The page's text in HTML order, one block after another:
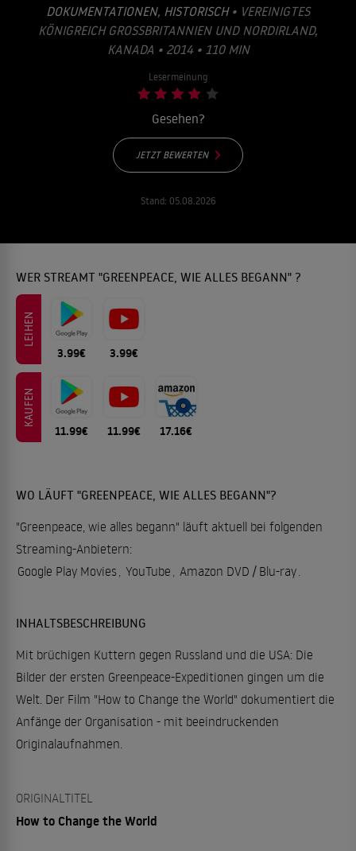
DOKUMENTATIONEN, HISTORISCH• VEREINIGTES
KÖNIGREICH GROSSBRITANNIEN UND NORDIRLAND, K
ANADA • 2014 • 110 MIN
Lesermeinung
Gesehen?
JETZT BEWERTEN
Stand: 05.08.2026
WER STREAMT "GREENPEACE, WIE ALLES BEGANN" ?
LEIHEN
3.99€ 3.99€
KAUFEN
11.99€ 11.99€ 17.16€
WO LÄUFT "GREENPEACE, WIE ALLES BEGANN"?
"Greenpeace, wie alles begann" läuft aktuell bei folgenden
Streaming-Anbietern:
Google Play Movies, YouTube , Amazon DVD / Blu-ray.
INHALTSBESCHREIBUNG
Mit brüchigen Kuttern gegen Russland und die USA: Die
Bilder der ersten Greenpeace-Expeditionen gingen um die
Welt. Der Film "How to Change the World" dokumentiert die
Anfänge der Organisation - mit beeindruckenden
Originalaufnahmen.
ORIGINALTITEL
How to Change the World